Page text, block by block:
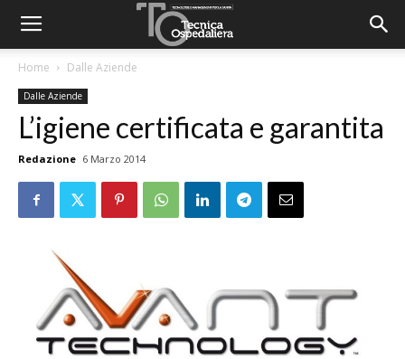
Home Dalle Aziende
Dalle Aziende
L’igiene certificata e garantita
Redazione 6 Marzo 2014